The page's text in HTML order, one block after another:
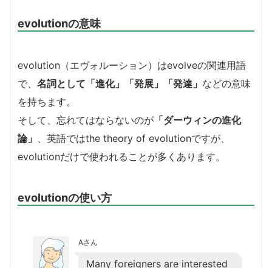
evolutionの意味
evolution（エヴォルーション）はevolveの関連用語
で、 名詞として「進化」「発展」「発達」 などの意味
を持ちます。
そして、忘れてはならないのが 「ダーウィンの進化
論」 、英語ではthe theory of evolutionですが、
evolutionだけで使われることが多くあります。
evolutionの使い方
Aさん
Many foreigners are interested